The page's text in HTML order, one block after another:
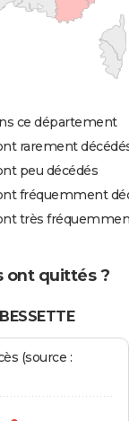
ce département
rarement décédés
peu décédés
fréquemment
très fréquemment
ont quittés ?
(source :